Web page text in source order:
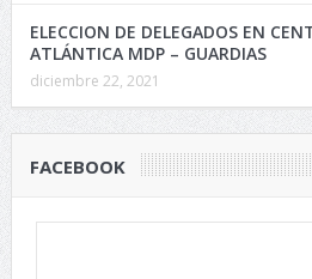
ELECCION DE DELEGADOS EN
ATLÁNTICA MDP – GUARDIAS
diciembre 22, 2021
FACEBOOK